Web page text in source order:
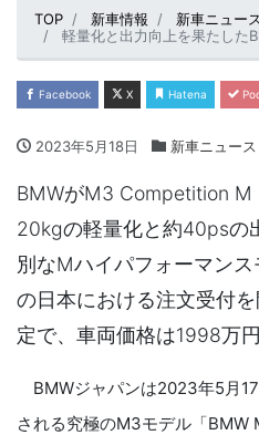
TOP 新車情報
新車ニュース
軽量化と出力向上を果たしたBMW
Facebook X Hatena
2023年5月18日 新車ニュース
BMWがM3 Competition M
20kgの軽量化と約40psの
別なMハイパフォーマンス
の日本における注文受付
定で、車両価格は1998万
BMWジャパンは2023年5月
される究極のM3モデル「BMW